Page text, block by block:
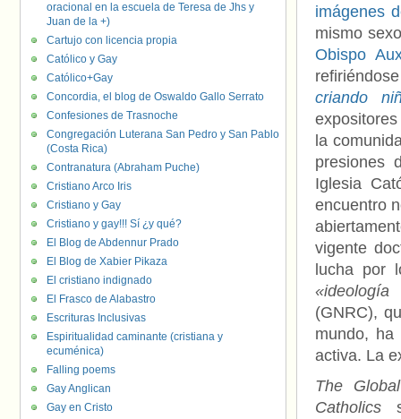
imágenes
mismo
Obispo
criando
la
presiones
Iglesia
encuentro
vigente
lucha por
«ideología
(GNRC),
mundo,
activa. La
The
Catholics
oracional en la escuela de Teresa de Jhs y
Juan de la +)
Cartujo con licencia propia
Católico y Gay
Católico+Gay
Concordia, el blog de Oswaldo Gallo Serrato
Confesiones de Trasnoche
Congregación Luterana San Pedro y San Pablo
(Costa Rica)
Contranatura (Abraham Puche)
Cristiano Arco Iris
Cristiano y Gay
Cristiano y gay!!! Sí ¿y qué?
El Blog de Abdennur Prado
El Blog de Xabier Pikaza
El cristiano indignado
El Frasco de Alabastro
Escrituras Inclusivas
Espiritualidad caminante (cristiana y
ecuménica)
Falling poems
Gay Anglican
Gay en Cristo